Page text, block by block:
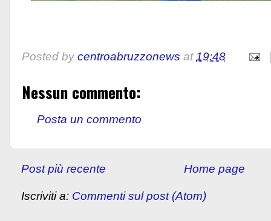
Posted by centroabruzzonews at19:48
Nessun commento:
Posta un commento
Post più recente Home page
Iscriviti a: Commenti sul post (Atom)